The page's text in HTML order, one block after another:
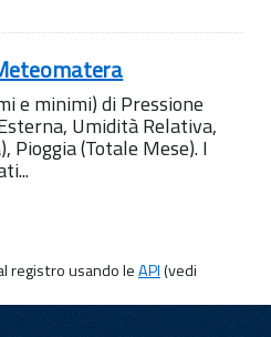
e minimi) di Pressione
Umidità Relativa,
Pioggia (Totale Mese). I
registro usando leAPI(vedi